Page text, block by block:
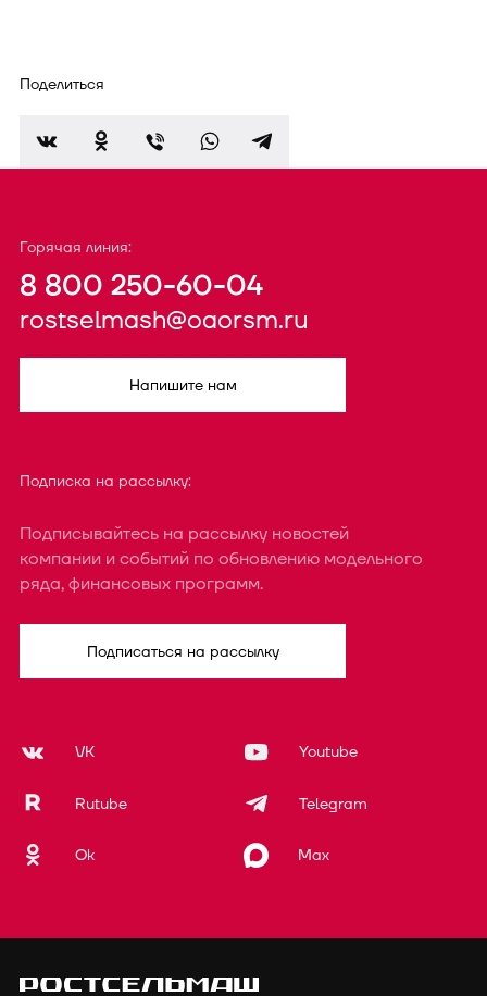
Поделиться
Горячая линия:
8 800 250-60-04
rostselmash@oaorsm.ru
Напишите нам
Подписка на рассылку:
Подписывайтесь на рассылку новостей
компании и событий по обновлению модельного
ряда, финансовых программ.
Подписаться на рассылку
VK Youtube
Rutube Telegram
Ok Max